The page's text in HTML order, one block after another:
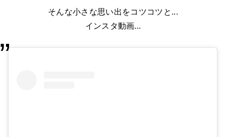
そんな小さな思い出をコツコツと...
インスタ動画...